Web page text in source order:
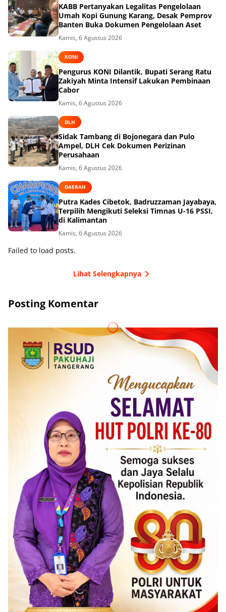
KABB Pertanyakan Legalitas Pengelolaan
Umah Kopi Gunung Karang, Desak Pemprov
Banten Buka Dokumen Pengelolaan Aset
Kamis, 6 Agustus 2026
KONI
Pengurus KONI Dilantik, Bupati Serang Ratu
Zakiyah Minta Intensif Lakukan Pembinaan
Cabor
Kamis, 6 Agustus 2026
DLH
Sidak Tambang di Bojonegara dan Pulo
Ampel, DLH Cek Dokumen Perizinan
Perusahaan
Kamis, 6 Agustus 2026
DAERAH
Putra Kades Cibetok, Badruzzaman Jayabaya,
Terpilih Mengikuti Seleksi Timnas U-16 PSSI,
di Kalimantan
Kamis, 6 Agustus 2026
Failed to load posts.
Lihat Selengkapnya
Posting Komentar